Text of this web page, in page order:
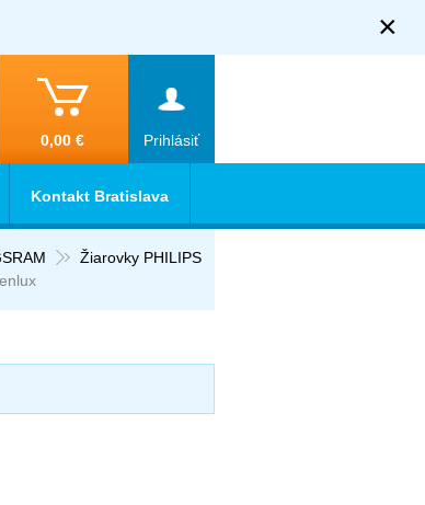
×
Prihlásiť
0,00 €
Žiarovky PHILIPS
Kontakt Bratislava